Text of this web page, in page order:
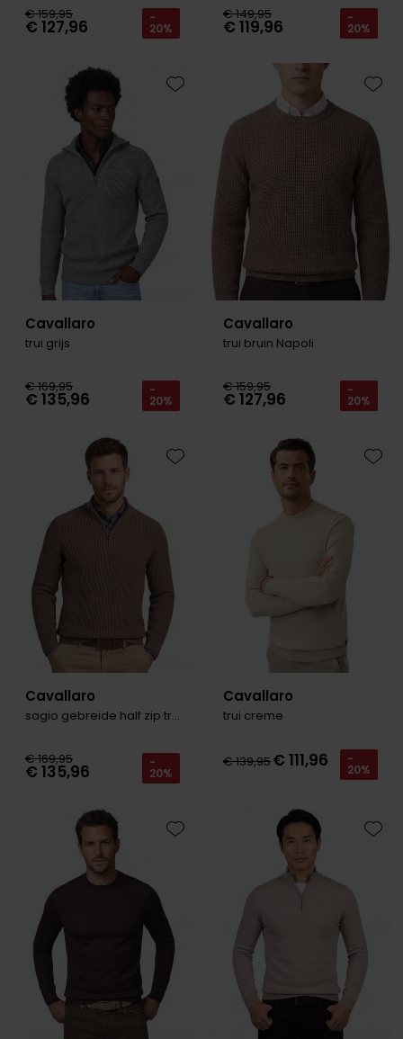
€ 159,95
€ 127,96 -
20%
€ 149,95
€ 119,96 -
20%
Cavallaro
trui grijs
€ 169,95
€ 135,96 -
20%
Toevoegen aan favorieten
Cavallaro
trui bruin Napoli
€ 159,95
€ 127,96 -
20%
Cavallaro
sagio gebreide half zip trui bruin
€ 169,95
€ 135,96 -
20%
Toevoegen aan favorieten
Cavallaro
trui creme
€ 139,95€ 111,96 -
20%
Toevoegen aan favorieten